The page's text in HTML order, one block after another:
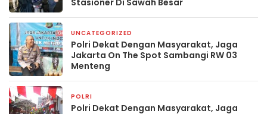
Stasioner Di Sawah Besar
UNCATEGORIZED
Polri Dekat Dengan Masyarakat, Jaga
Jakarta On The Spot Sambangi RW 03
Menteng
POLRI
Polri Dekat Dengan Masyarakat, Jaga